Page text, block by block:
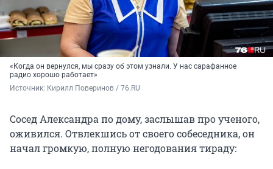
«Когда он вернулся, мы сразу об этом узнали. У нас сарафанное
радио хорошо работает»
Источник: Кирилл Поверинов / 76.RU
Сосед Александра по дому, заслышав про ученого,
оживился. Отвлекшись от своего собеседника, он
начал громкую, полную негодования тираду: